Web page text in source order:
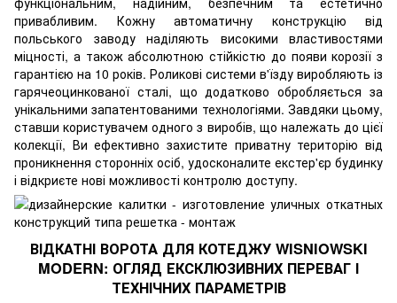
привабливим. Кожну автоматичну конструкцію від
польського заводу наділяють високими властивостями
міцності, а також абсолютною стійкістю до появи корозії з
гарантією на 10 років. Роликові системи в'їзду виробляють із
гарячеоцинкованої сталі, що додатково обробляється за
унікальними запатентованими технологіями. Завдяки цьому,
ставши користувачем одного з виробів, що належать до цієї
колекції, Ви ефективно захистите приватну територію від
проникнення сторонніх осіб, удосконалите екстер'єр будинку
і відкриєте нові можливості контролю доступу.
ВІДКАТНІ ВОРОТА ДЛЯ КОТЕДЖУ WISNIOWSKI
MODERN: ОГЛЯД ЕКСКЛЮЗИВНИХ ПЕРЕВАГ І
ТЕХНІЧНИХ ПАРАМЕТРІВ